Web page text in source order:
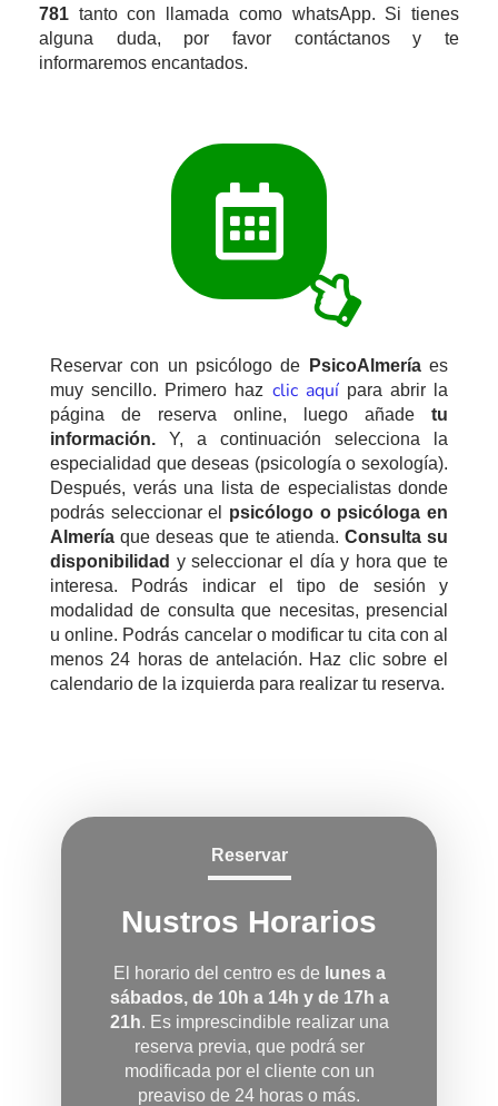
781 tanto con llamada como whatsApp. Si tienes
alguna duda, por favor contáctanos y te
informaremos encantados.
Reservar con un psicólogo de PsicoAlmeríaes
muy sencillo. Primero haz clic aquípara abrir la
página de reserva online, luego añade tu
información. Y, a continuación selecciona la
especialidad que deseas (psicología o sexología).
Después, verás una lista de especialistas donde
podrás seleccionar el psicólogo o psicóloga en
Almería que deseas que te atienda. Consulta su
disponibilidad y seleccionar el día y hora que te
interesa. Podrás indicar el tipo de sesión y
modalidad de consulta que necesitas, presencial
u online. Podrás cancelar o modificar tu cita con al
menos 24 horas de antelación. Haz clic sobre el
calendario de la izquierda para realizar tu reserva.
Reservar
Nustros Horarios
El horario del centro es de lunes a
sábados, de 10h a 14h y de 17h a
21h. Es imprescindible realizar una
reserva previa, que podrá ser
modificada por el cliente con un
preaviso de 24 horas o más.